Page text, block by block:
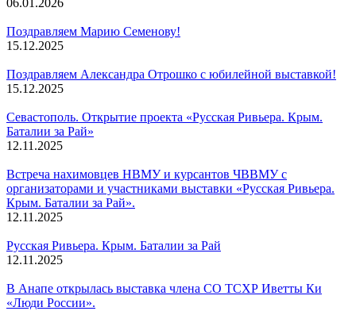
06.01.2026
Поздравляем Марию Семенову!
15.12.2025
Поздравляем Александра Отрошко с юбилейной выставкой!
15.12.2025
Севастополь. Открытие проекта «Русская Ривьера. Крым.
Баталии за Рай»
12.11.2025
Встреча нахимовцев НВМУ и курсантов ЧВВМУ с
организаторами и участниками выставки «Русская Ривьера.
Крым. Баталии за Рай».
12.11.2025
Русская Ривьера. Крым. Баталии за Рай
12.11.2025
В Анапе открылась выставка члена СО ТСХР Иветты Ки
«Люди России».